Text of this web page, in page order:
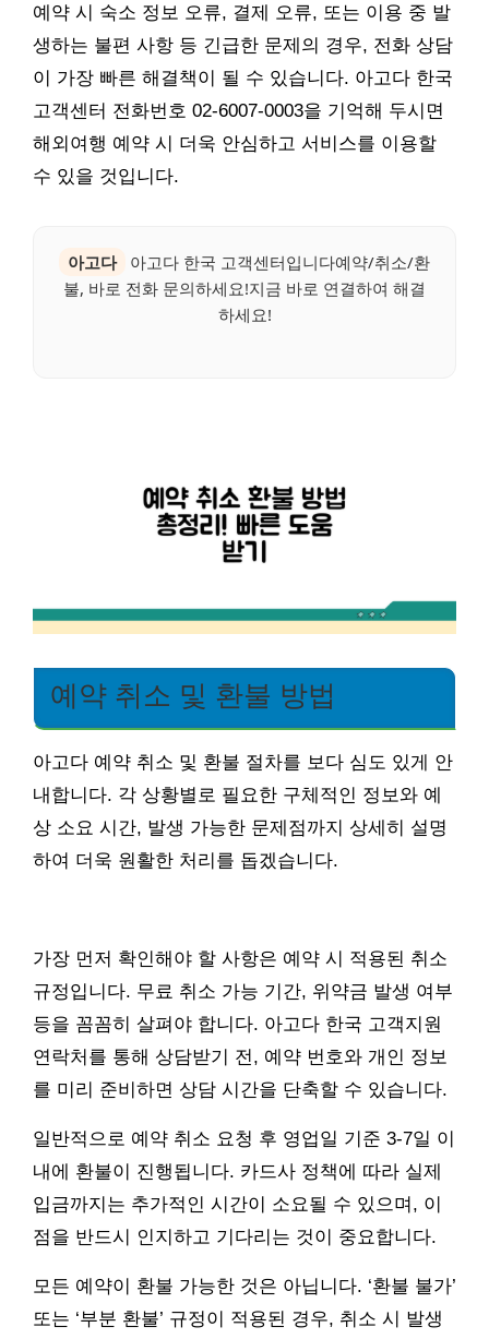
예약 시 숙소 정보 오류, 결제 오류, 또는 이용 중 발
생하는 불편 사항 등 긴급한 문제의 경우, 전화 상담
이 가장 빠른 해결책이 될 수 있습니다. 아고다 한국
고객센터 전화번호 02-6007-0003을 기억해 두시면
해외여행 예약 시 더욱 안심하고 서비스를 이용할
수 있을 것입니다.
아고다
아고다 한국 고객센터입니다예약/취소/환
불, 바로 전화 문의하세요!지금 바로 연결하여 해결
하세요!
예약 취소 및 환불 방법
아고다 예약 취소 및 환불 절차를 보다 심도 있게 안
내합니다. 각 상황별로 필요한 구체적인 정보와 예
상 소요 시간, 발생 가능한 문제점까지 상세히 설명
하여 더욱 원활한 처리를 돕겠습니다.
가장 먼저 확인해야 할 사항은 예약 시 적용된 취소
규정입니다. 무료 취소 가능 기간, 위약금 발생 여부
등을 꼼꼼히 살펴야 합니다. 아고다 한국 고객지원
연락처를 통해 상담받기 전, 예약 번호와 개인 정보
를 미리 준비하면 상담 시간을 단축할 수 있습니다.
일반적으로 예약 취소 요청 후 영업일 기준 3-7일 이
내에 환불이 진행됩니다. 카드사 정책에 따라 실제
입금까지는 추가적인 시간이 소요될 수 있으며, 이
점을 반드시 인지하고 기다리는 것이 중요합니다.
모든 예약이 환불 가능한 것은 아닙니다. ‘환불 불가’
또는 ‘부분 환불’ 규정이 적용된 경우, 취소 시 발생